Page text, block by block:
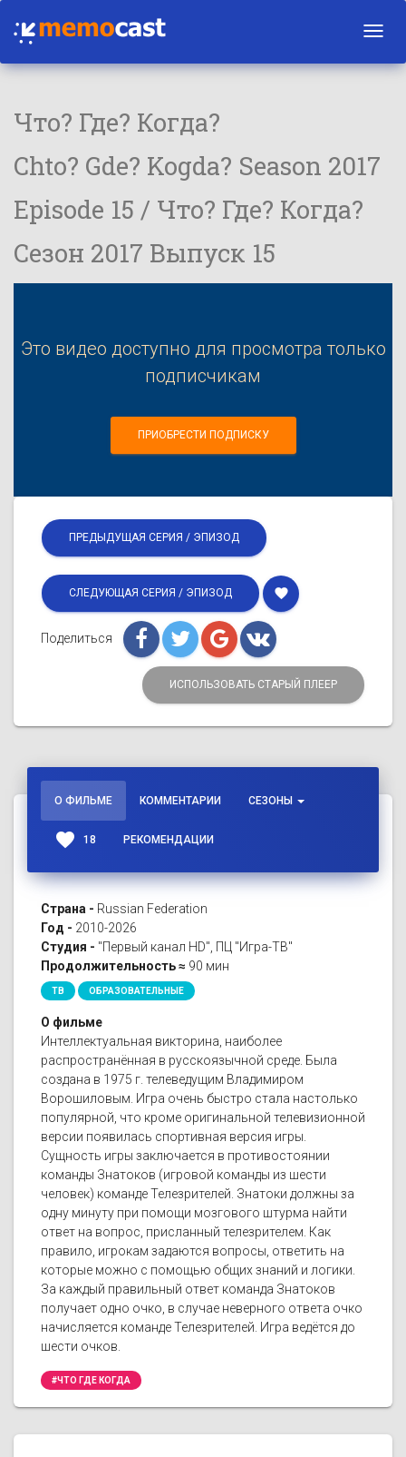
Что? Где? Когда?
Chto? Gde? Kogda? Season 2017
Episode 15 / Что? Где? Когда?
Сезон 2017 Выпуск 15
Это видео доступно для просмотра только
подписчикам
ПРИОБРЕСТИ ПОДПИСКУ
ПРЕДЫДУЩАЯ СЕРИЯ / ЭПИЗОД
СЛЕДУЮЩАЯ СЕРИЯ / ЭПИЗОД favorite
Поделиться
ИСПОЛЬЗОВАТЬ СТАРЫЙ ПЛЕЕР
О ФИЛЬМЕ КОММЕНТАРИИ СЕЗОНЫ
favorite 18 РЕКОМЕНДАЦИИ
Страна - Russian Federation
Год - 2010-2026
Студия - "Первый канал HD", ПЦ "Игра-ТВ"
Продолжительность ≈ 90 мин
ТВ ОБРАЗОВАТЕЛЬНЫЕ
О фильме
Интеллектуальная викторина, наиболее
распространённая в русскоязычной среде. Была
создана в 1975 г. телеведущим Владимиром
Ворошиловым. Игра очень быстро стала настолько
популярной, что кроме оригинальной телевизионной
версии появилась спортивная версия игры.
Сущность игры заключается в противостоянии
команды Знатоков (игровой команды из шести
человек) команде Телезрителей. Знатоки должны за
одну минуту при помощи мозгового штурма найти
ответ на вопрос, присланный телезрителем. Как
правило, игрокам задаются вопросы, ответить на
которые можно с помощью общих знаний и логики.
За каждый правильный ответ команда Знатоков
получает одно очко, в случае неверного ответа очко
начисляется команде Телезрителей. Игра ведётся до
шести очков.
#ЧТО ГДЕ КОГДА